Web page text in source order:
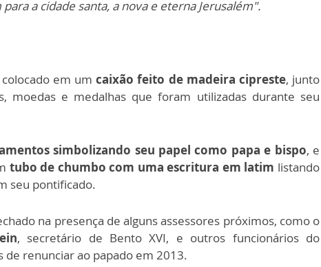
a cidade santa, a nova e eterna Jerusalém".
colocado em umcaixão feito de madeira cipreste, junto
moedas e medalhas que foram utilizadas durante seu
simbolizando seu papel como papa e bispo, e
tubo de chumbo com uma escritura em latim listando
seu pontificado.
na presença de alguns assessores próximos, como o
, secretário de Bento XVI, e outros funcionários do
renunciar ao papado em 2013.